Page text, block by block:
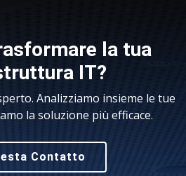
la tua
IT?
Analizziamo insieme le tue
la soluzione più efficace.
Contatto